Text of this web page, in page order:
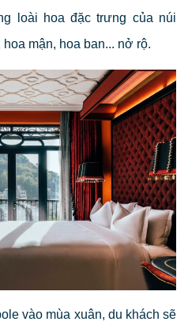
loài hoa đặc trưng của núi
mận, hoa ban... nở rộ.
vào mùa xuân, du khách sẽ